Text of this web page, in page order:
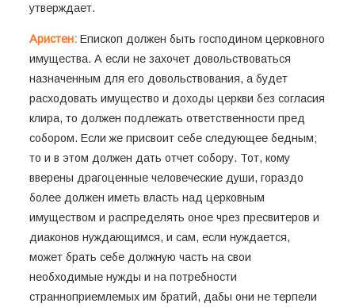
утверждает.
Аристен:Епископ должен быть господином церковного
имущества. А если не захочет довольствоваться
назначенным для его довольствования, а будет
расходовать имущество и доходы церкви без согласия
клира, то должен подлежать ответственности пред
собором. Если же присвоит себе следующее бедным;
то и в этом должен дать отчет собору. Тот, кому
вверены драгоценные человеческие души, гораздо
более должен иметь власть над церковным
имуществом и распределять оное чрез пресвитеров и
диаконов нуждающимся, и сам, если нуждается,
может брать себе должную часть на свои
необходимые нужды и на потребности
странноприемлемых им братий, дабы они не терпели